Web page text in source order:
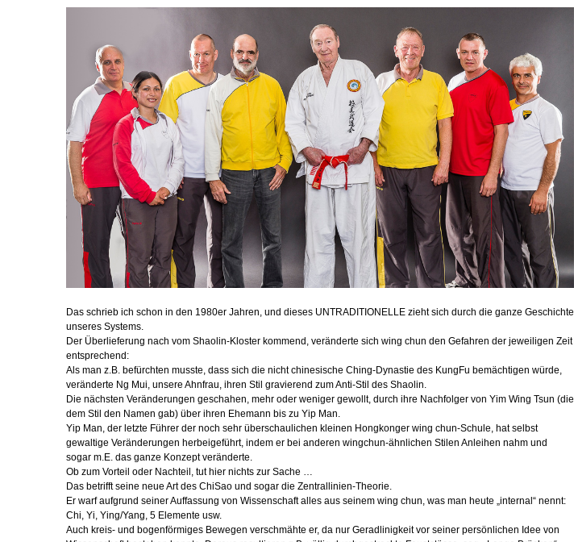
Das schrieb ich schon in den 1980er Jahren, und dieses UNTRADITIONELLE zieht sich durch die ganze Geschichte
unseres Systems.
Der Überlieferung nach vom Shaolin-Kloster kommend, veränderte sich wing chun den Gefahren der jeweiligen Zeit
entsprechend:
Als man z.B. befürchten musste, dass sich die nicht chinesische Ching-Dynastie des KungFu bemächtigen würde,
veränderte Ng Mui, unsere Ahnfrau, ihren Stil gravierend zum Anti-Stil des Shaolin.
Die nächsten Veränderungen geschahen, mehr oder weniger gewollt, durch ihre Nachfolger von Yim Wing Tsun (die
dem Stil den Namen gab) über ihren Ehemann bis zu Yip Man.
Yip Man, der letzte Führer der noch sehr überschaulichen kleinen Hongkonger wing chun-Schule, hat selbst
gewaltige Veränderungen herbeigeführt, indem er bei anderen wingchun-ähnlichen Stilen Anleihen nahm und
sogar m.E. das ganze Konzept veränderte.
Ob zum Vorteil oder Nachteil, tut hier nichts zur Sache …
Das betrifft seine neue Art des ChiSao und sogar die Zentrallinien-Theorie.
Er warf aufgrund seiner Auffassung von Wissenschaft alles aus seinem wing chun, was man heute „internal“ nennt:
Chi, Yi, Ying/Yang, 5 Elemente usw.
Auch kreis- und bogenförmiges Bewegen verschmähte er, da nur Geradlinigkeit vor seiner persönlichen Idee von